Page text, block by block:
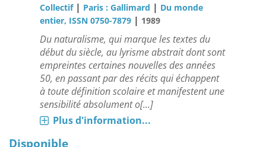
Collectif | Paris : Gallimard | Du monde
entier, ISSN 0750-7879 | 1989
Du naturalisme, qui marque les textes du
début du siècle, au lyrisme abstrait dont sont
empreintes certaines nouvelles des années
50, en passant par des récits qui échappent
à toute définition scolaire et manifestent une
sensibilité absolument o[...]
Plus d'information...
Disponible